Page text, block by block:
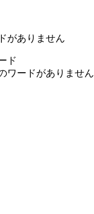
がありません
ド
ワードがありません